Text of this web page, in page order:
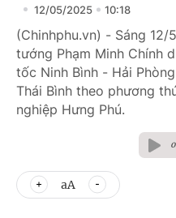
12/05/2025 10:18
(Chinhphu.vn) - Sáng 12/
tướng Phạm Minh Chính
tốc Ninh Bình - Hải
Thái Bình theo phương
nghiệp Hưng Phú.
aA